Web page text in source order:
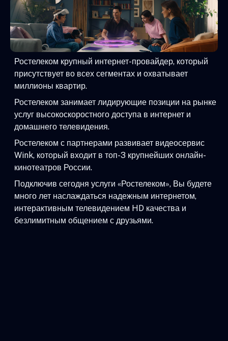
Ростелеком крупный интернет-провайдер, который
присутствует во всех сегментах и охватывает
миллионы квартир.
Ростелеком занимает лидирующие позиции на рынке
услуг высокоскоростного доступа в интернет и
домашнего телевидения.
Ростелеком с партнерами развивает видеосервис
Wink, который входит в топ-3 крупнейших онлайн-
кинотеатров России.
Подключив сегодня услуги «Ростелеком», Вы будете
много лет наслаждаться надежным интернетом,
интерактивным телевидением HD качества и
безлимитным общением с друзьями.